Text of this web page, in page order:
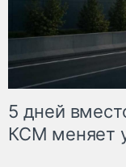
5 дней
КСМ меняет